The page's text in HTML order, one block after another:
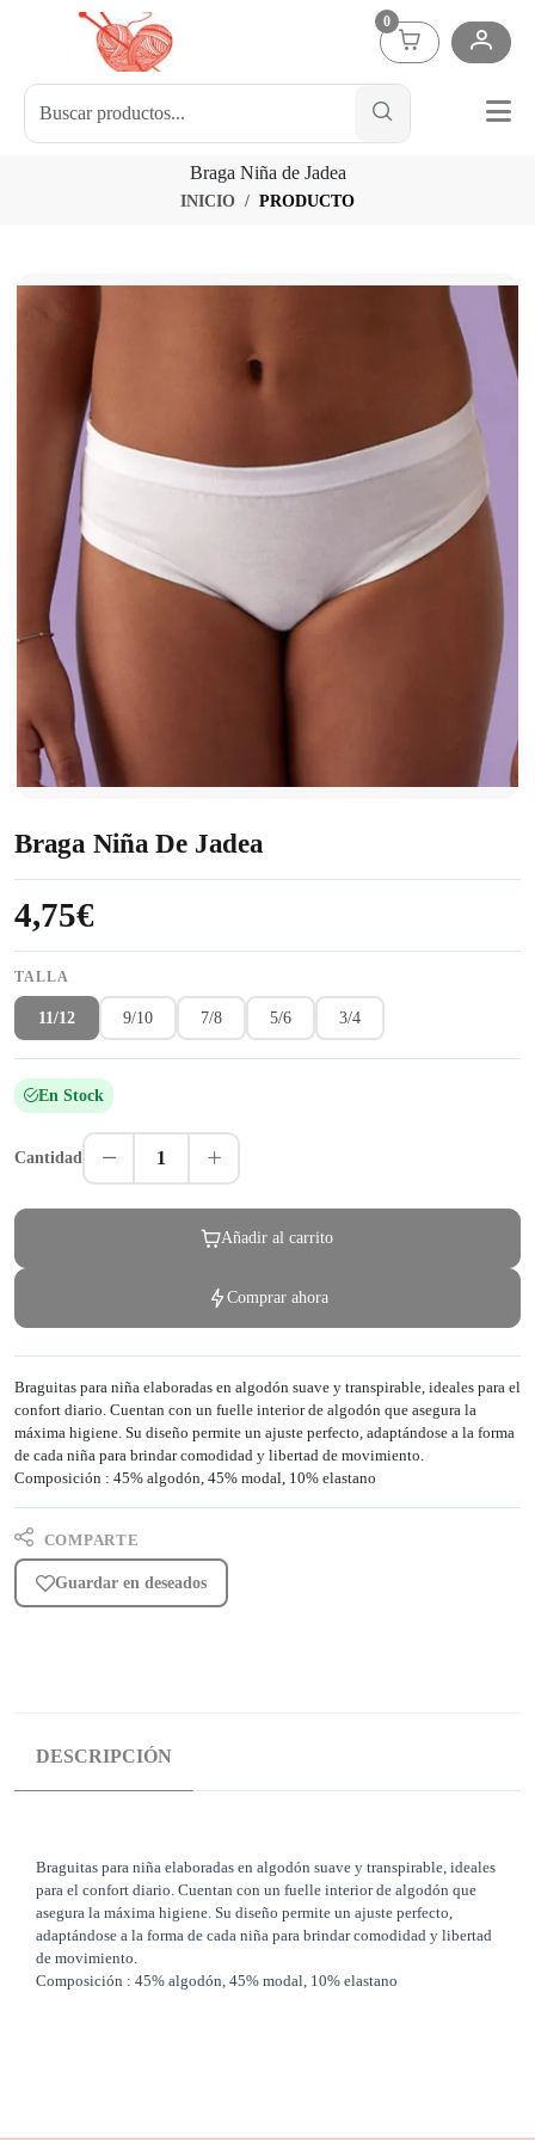
0
Braga Niña de Jadea
INICIO PRODUCTO
Braga Niña De Jadea
4,75€
TALLA
11/12 9/10 7/8 5/6 3/4
En Stock
Cantidad 1
Añadir al carrito
Comprar ahora
Braguitas para niña elaboradas en algodón suave y transpirable, ideales para el
confort diario. Cuentan con un fuelle interior de algodón que asegura la
máxima higiene. Su diseño permite un ajuste perfecto, adaptándose a la forma
de cada niña para brindar comodidad y libertad de movimiento.
Composición : 45% algodón, 45% modal, 10% elastano
COMPARTE
Guardar en deseados
DESCRIPCIÓN
Braguitas para niña elaboradas en algodón suave y transpirable, ideales
para el confort diario. Cuentan con un fuelle interior de algodón que
asegura la máxima higiene. Su diseño permite un ajuste perfecto,
adaptándose a la forma de cada niña para brindar comodidad y libertad
de movimiento.
Composición : 45% algodón, 45% modal, 10% elastano